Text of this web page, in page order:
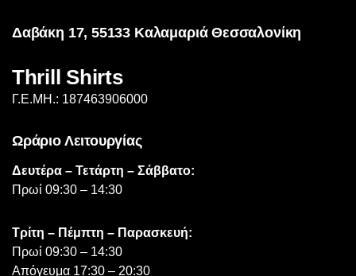
Δαβάκη 17, 55133 Καλαμαριά Θεσσαλονίκη
Thrill Shirts
Γ.Ε.ΜΗ.: 187463906000
Ωράριο Λειτουργίας
Δευτέρα – Τετάρτη – Σάββατο:
Πρωί 09:30 – 14:30
Τρίτη – Πέμπτη – Παρασκευή:
Πρωί 09:30 – 14:30
Απόγευμα 17:30 – 20:30